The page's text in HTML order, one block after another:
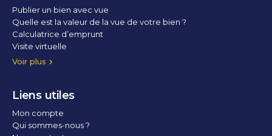
Voir plus
Publier un bien avec vue
Quelle est la valeur de la vue de votre bien ?
Calculatrice d’emprunt
Visite virtuelle
Home staging
Liens utiles
Mon compte
Qui sommes-nous ?